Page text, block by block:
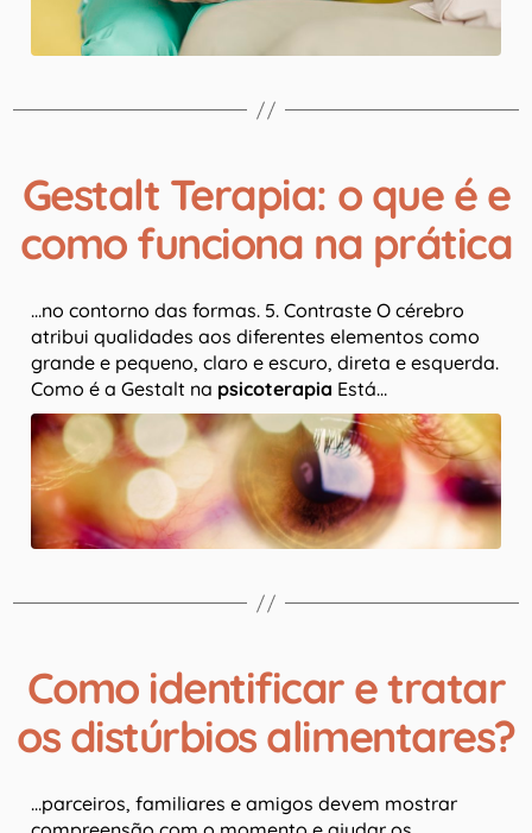
Gestalt Terapia: o que é e
como funciona na prática
…no contorno das formas. 5. Contraste O cérebro
atribui qualidades aos diferentes elementos como
grande e pequeno, claro e escuro, direta e esquerda.
Como é a Gestalt na psicoterapia Está…
Como identificar e tratar
os distúrbios alimentares?
…parceiros, familiares e amigos devem mostrar